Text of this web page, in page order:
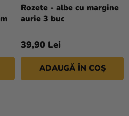
Rozete - albe cu margine
aurie 3 buc
39,90 Lei
ADAUGĂ ÎN COŞ